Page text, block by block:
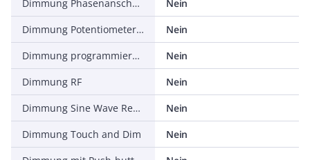
Dimmung Phasenanschnitt
Nein
Dimmung Potentiometer (geräteintegriert)
Nein
Dimmung programmierbar
Nein
Dimmung RF
Nein
Dimmung Sine Wave Reduction
Nein
Dimmung Touch and Dim
Nein